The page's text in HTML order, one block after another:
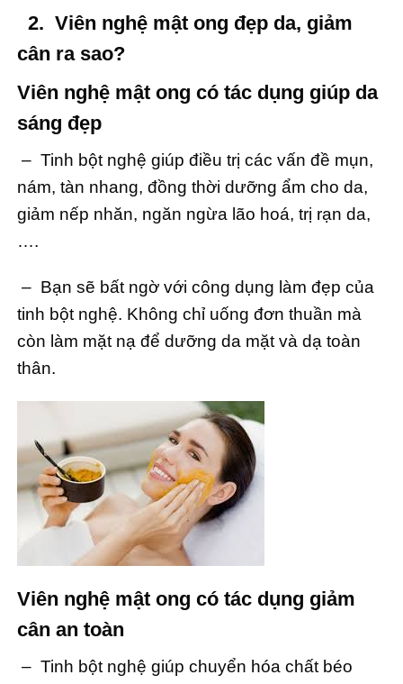
2. Viên nghệ mật ong đẹp da, giảm
cân ra sao?
Viên nghệ mật ong có tác dụng giúp da
sáng đẹp
– Tinh bột nghệ giúp điều trị các vấn đề mụn,
nám, tàn nhang, đồng thời dưỡng ẩm cho da,
giảm nếp nhăn, ngăn ngừa lão hoá, trị rạn da,
….
– Bạn sẽ bất ngờ với công dụng làm đẹp của
tinh bột nghệ. Không chỉ uống đơn thuần mà
còn làm mặt nạ để dưỡng da mặt và dạ toàn
thân.
Viên nghệ mật ong có tác dụng giảm
cân an toàn
– Tinh bột nghệ giúp chuyển hóa chất béo